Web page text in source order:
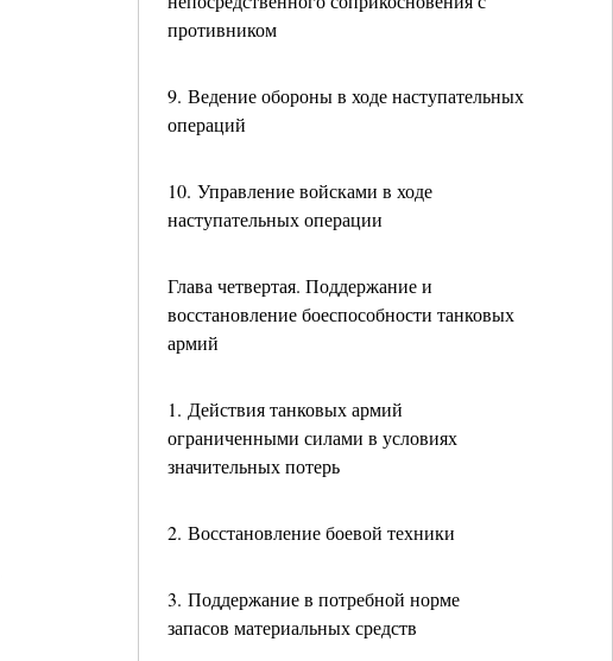
противником
9. Ведение обороны в ходе наступательных
операций
10. Управление войсками в ходе
наступательных операции
Глава четвертая. Поддержание и
восстановление боеспособности танковых
армий
1. Действия танковых армий
ограниченными силами в условиях
значительных потерь
2. Восстановление боевой техники
3. Поддержание в потребной норме
запасов материальных средств